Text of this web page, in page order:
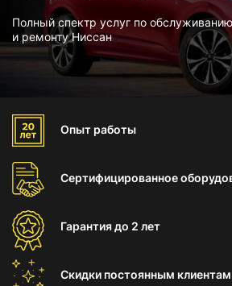
Полный спектр услуг по
и ремонту Ниссан
Опыт работы
Сертифицированное
Гарантиядо 2 лет
Скидки постоянным клиентам